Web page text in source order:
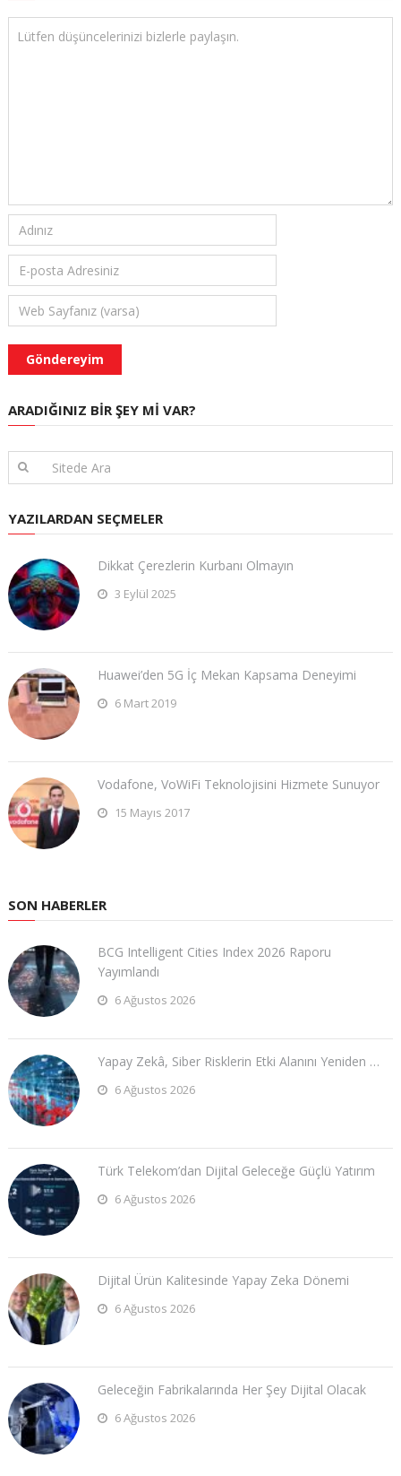
ARADIĞINIZ BIR ŞEY MI VAR?
YAZILARDAN SEÇMELER
Dikkat Çerezlerin Kurbanı Olmayın
3 Eylül 2025
Huawei’den 5G İç Mekan Kapsama Deneyimi
6 Mart 2019
Vodafone, VoWiFi Teknolojisini Hizmete Sunuyor
15 Mayıs 2017
SON HABERLER
BCG Intelligent Cities Index 2026 Raporu
Yayımlandı
6 Ağustos 2026
Yapay Zekâ, Siber Risklerin Etki Alanını Yeniden …
6 Ağustos 2026
Türk Telekom’dan Dijital Geleceğe Güçlü Yatırım
6 Ağustos 2026
Dijital Ürün Kalitesinde Yapay Zeka Dönemi
6 Ağustos 2026
Geleceğin Fabrikalarında Her Şey Dijital Olacak
6 Ağustos 2026